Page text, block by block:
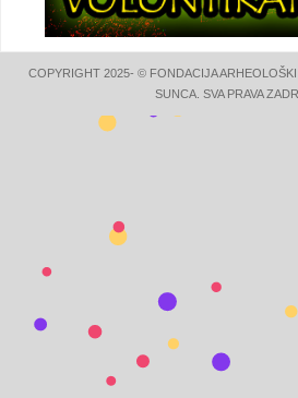
COPYRIGHT 2025- © FONDACIJA
SUNCA. SVA PRAVA